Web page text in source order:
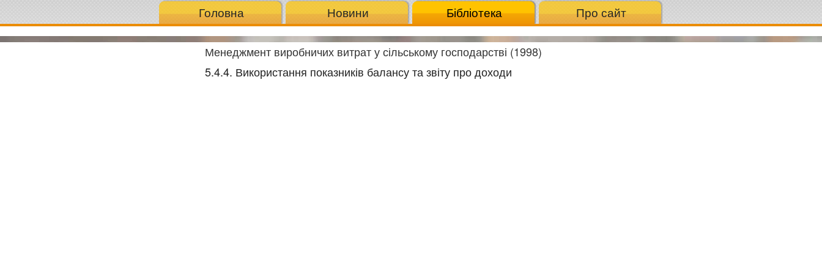
Головна Новини Бібліотека Про сайт
Менеджмент виробничих витрат у сільському господарстві (1998)
5.4.4. Використання показників балансу та звіту про доходи